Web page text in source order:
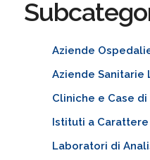
Aziende
Aziende Sanitarie
Cliniche e Case di
Istituti a
Laboratori di